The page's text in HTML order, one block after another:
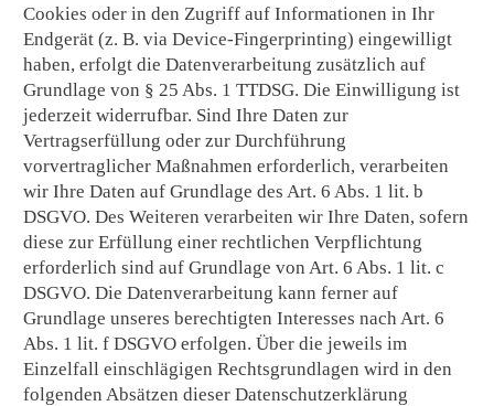
Cookies oder in den Zugriff auf Informationen in Ihr
Endgerät (z. B. via Device-Fingerprinting) eingewilligt
haben, erfolgt die Datenverarbeitung zusätzlich auf
Grundlage von § 25 Abs. 1 TTDSG. Die Einwilligung ist
jederzeit widerrufbar. Sind Ihre Daten zur
Vertragserfüllung oder zur Durchführung
vorvertraglicher Maßnahmen erforderlich, verarbeiten
wir Ihre Daten auf Grundlage des Art. 6 Abs. 1 lit. b
DSGVO. Des Weiteren verarbeiten wir Ihre Daten, sofern
diese zur Erfüllung einer rechtlichen Verpflichtung
erforderlich sind auf Grundlage von Art. 6 Abs. 1 lit. c
DSGVO. Die Datenverarbeitung kann ferner auf
Grundlage unseres berechtigten Interesses nach Art. 6
Abs. 1 lit. f DSGVO erfolgen. Über die jeweils im
Einzelfall einschlägigen Rechtsgrundlagen wird in den
folgenden Absätzen dieser Datenschutzerklärung